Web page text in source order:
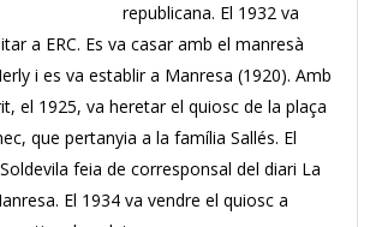
republicana. El 1932 va
a ERC. Es va casar amb el manresà
i es va establir a Manresa (1920). Amb
el 1925, va heretar el quiosc de la plaça
que pertanyia a la família Sallés. El
feia de corresponsal del diari La
El 1934 va vendre el quiosc a